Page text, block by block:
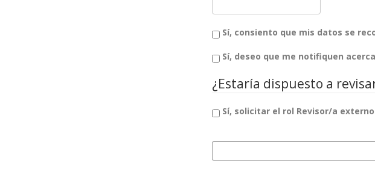
Sí, consiento que mis datos se
Sí, deseo que me notifiquen
¿Estaría dispuesto a
Sí, solicitar el rol Revisor/a